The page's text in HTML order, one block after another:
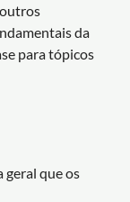
da
para tópicos
geral que os